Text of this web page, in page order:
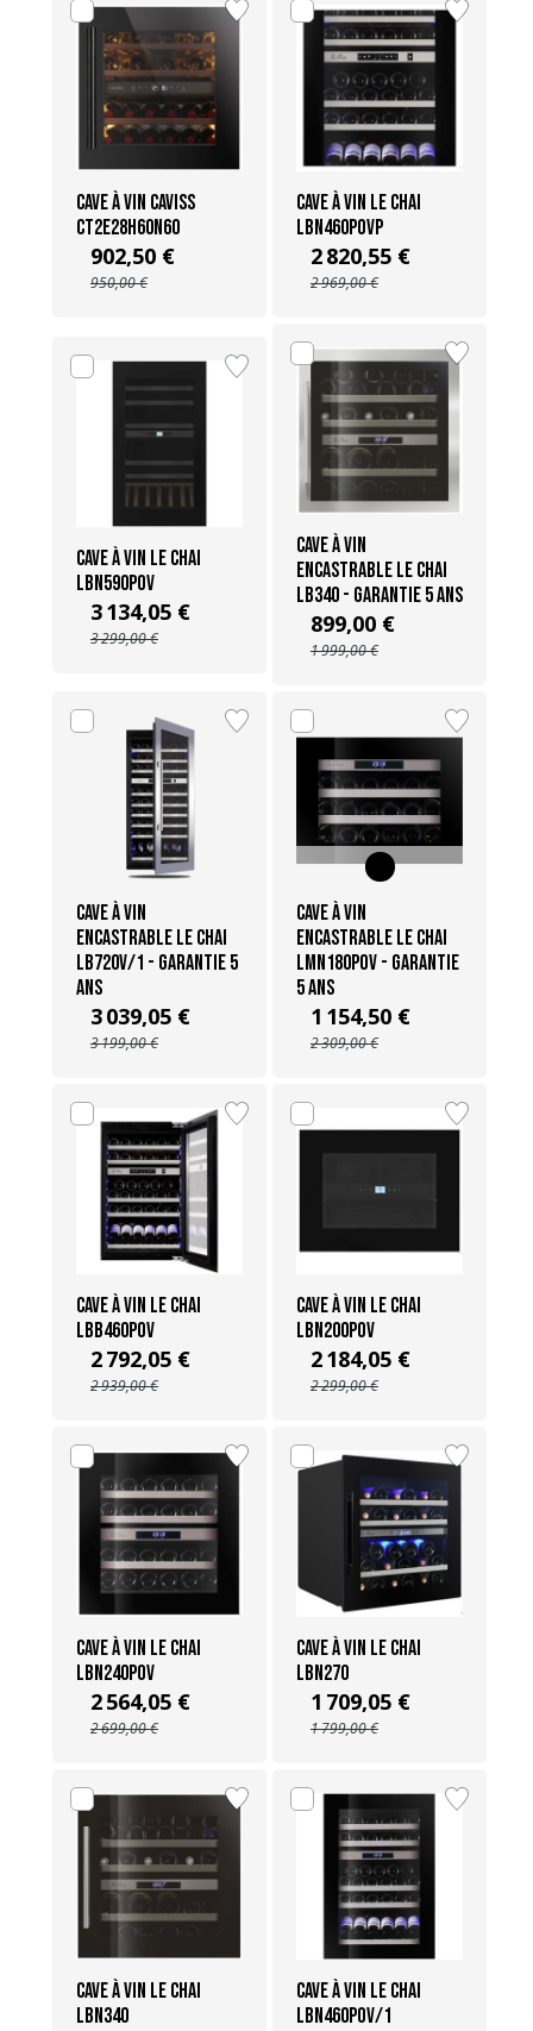
Cave à vin Caviss
CT2E28H60N60
902,50 €
950,00 €
Cave à vin Le Chai
LBN460POVP
2 820,55 €
2 969,00 €
Cave à vin Le Chai
LBN590POV
3 134,05 €
3 299,00 €
Cave à vin
encastrable Le Chai
LB340 - Garantie 5 ans
899,00 €
1 999,00 €
Cave à vin
Encastrable Le Chai
LB720V/1 - Garantie 5
ans
3 039,05 €
3 199,00 €
Cave à vin
encastrable Le Chai
LMN180POV - Garantie
5 ans
1 154,50 €
2 309,00 €
Cave à vin Le Chai
LBB460POV
2 792,05 €
2 939,00 €
Cave à vin Le Chai
LBN200POV
2 184,05 €
2 299,00 €
Cave à vin Le Chai
LBN240POV
2 564,05 €
2 699,00 €
Cave à vin Le Chai
LBN270
1 709,05 €
1 799,00 €
Cave à vin Le Chai
LBN340
Cave à vin Le Chai
LBN460POV/1